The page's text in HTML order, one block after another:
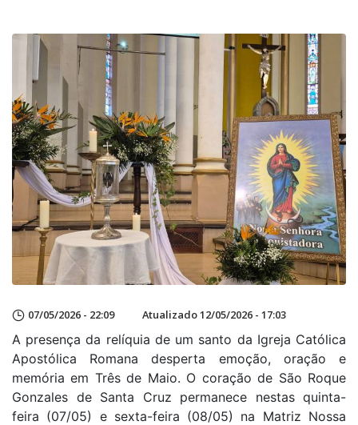
07/05/2026 - 22:09 Atualizado 12/05/2026 - 17:03
A presença da relíquia de um santo da Igreja Católica
Apostólica Romana desperta emoção, oração e
memória em Três de Maio. O coração de São Roque
Gonzales de Santa Cruz permanece nestas quinta-
feira (07/05) e sexta-feira (08/05) na Matriz Nossa